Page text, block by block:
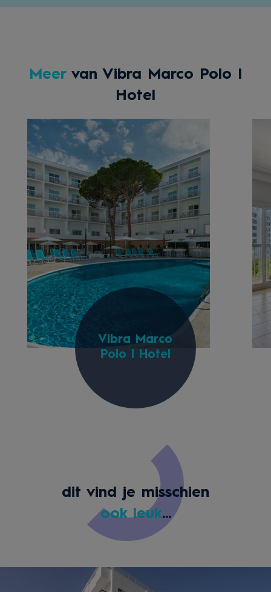
Meervan Vibra Marco Polo I
Hotel
Vibra Marco
Polo I Hotel
dit vind je misschien
ook leuk...